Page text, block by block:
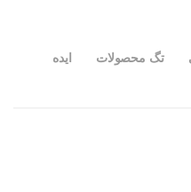
تگ محصولات ایده